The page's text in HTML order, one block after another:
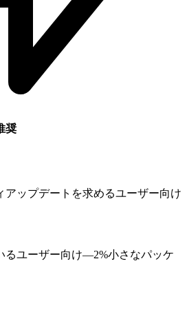
奨
アップデートを求めるユーザー向け
るユーザー向け—2%小さなパッケ